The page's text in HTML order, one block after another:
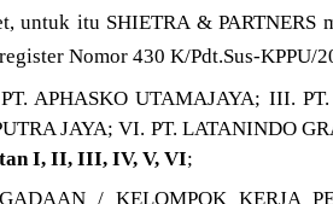
untuk itu SHIETRA & PARTNERS
Nomor 430 K/Pdt.Sus-KPPU/
APHASKO UTAMAJAYA; III.
JAYA; VI. PT. LATANINDO
I, II, III, IV, V, VI;
/ KELOMPOK KERJA